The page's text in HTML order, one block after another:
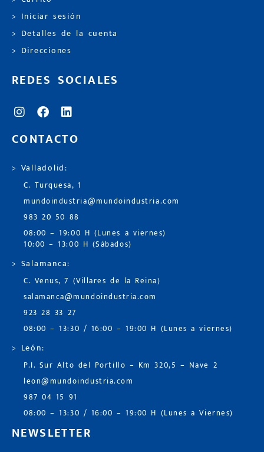
> Iniciar sesión
> Detalles de la cuenta
> Direcciones
REDES SOCIALES
CONTACTO
> Valladolid:
C. Turquesa, 1
mundoindustria@mundoindustria.com
983 20 50 88
08:00 – 19:00 H (Lunes a viernes)
10:00 – 13:00 H (Sábados)
> Salamanca:
C. Venus, 7 (Villares de la Reina)
salamanca@mundoindustria.com
923 28 33 27
08:00 – 13:30 / 16:00 – 19:00 H (Lunes a viernes)
> León:
P.I. Sur Alto del Portillo – Km 320,5 – Nave 2
leon@mundoindustria.com
987 04 15 91
08:00 – 13:30 / 16:00 – 19:00 H (Lunes a Viernes)
NEWSLETTER